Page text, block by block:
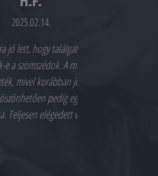
egyáltalán
és később
alatt kész